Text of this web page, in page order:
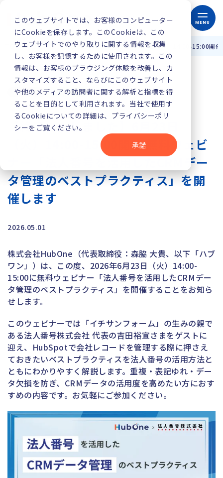
このウェブサイトでは、お客様のコンピューター
にCookieを保存します。このCookieは、この
ウェブサイトでのやり取りに関する情報を収集
し、お客様を記憶するために使用されます。この
情報は、お客様のブラウジング体験を改善し、カ
スタマイズすること、ならびにこのウェブサイト
や他のメディアの訪問者に関する解析と指標を得
ることを目的として利用されます。当社で使用す
るCookieについての詳細は、プライバシーポリ
シーをご覧ください。
承諾
MENU
TOP お知らせ 【終了いたしました】6月23日（火）14:00-15:00開
【終了いたしました】6月23日
（火）14:00-15:00開催 無料ウェビ
ナー「法人番号を活用したCRMデー
タ管理のベストプラクティス」を開
催します
2026.05.01
株式会社HubOne（代表取締役：森脇 大貴、以下「ハブ
ワン」）は、この度、 2026年6月23日（火）14:00-
15:00に無料ウェビナー「法人番号を活用したCRMデー
タ管理のベストプラクティス」を開催することをお知ら
せします。
このウェビナーでは「イチサンフォーム」の生みの親で
ある法人番号株式会社 代表の吉田裕宣さまをゲストに
迎え、HubSpotで会社レコードを管理する際に押さえ
ておきたいベストプラクティスを法人番号の活用方法と
ともにわかりやすく解説します。重複・表記ゆれ・デー
タ欠損を防ぎ、CRMデータの活用度を高めたい方におす
すめの内容です。お気軽にご参加ください。